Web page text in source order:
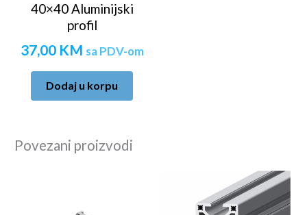
40×40 Aluminijski
profil
37,00 KM sa PDV-om
Dodaj u korpu
Povezani proizvodi